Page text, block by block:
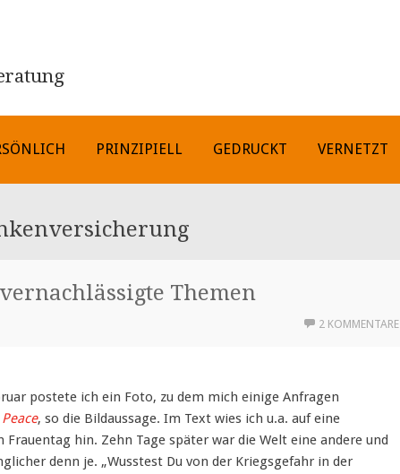
PRINZIPIELL GEDRUCKT VERNETZT
Themen
2 KOMMENTARE
postete ich ein Foto, zu dem mich einige Anfragen
, so die Bildaussage. Im Text wies ich u.a. auf eine
hin. Zehn Tage später war die Welt eine andere und
denn je. „Wusstest Du von der Kriegsgefahr in der